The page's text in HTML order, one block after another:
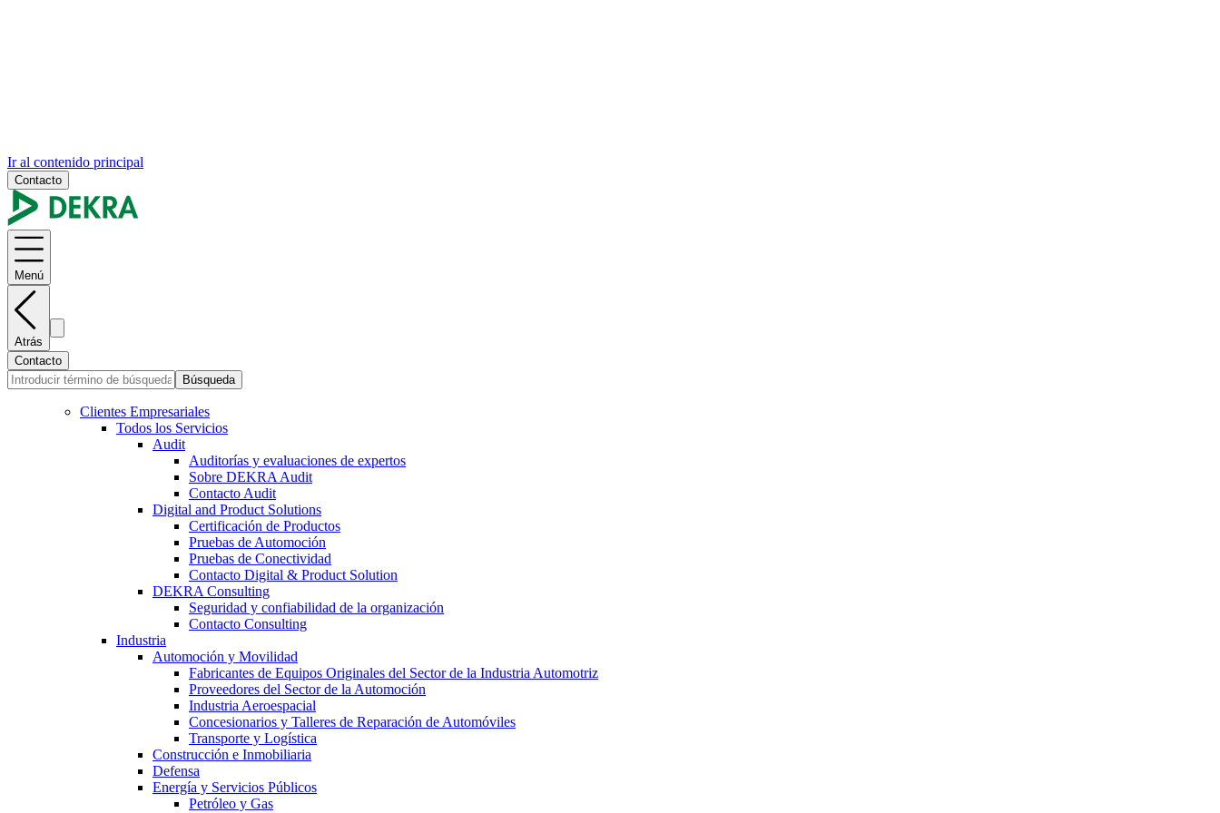
Ir al contenido principal
Contacto
Menú
Atrás
Contacto
Búsqueda
Clientes Empresariales
Todos los Servicios
Audit
Auditorías y evaluaciones de expertos
Sobre DEKRA Audit
Contacto Audit
Digital and Product Solutions
Certificación de Productos
Pruebas de Automoción
Pruebas de Conectividad
Contacto Digital & Product Solution
DEKRA Consulting
Seguridad y confiabilidad de la organización
Contacto Consulting
Industria
Automoción y Movilidad
Fabricantes de Equipos Originales del Sector de la Industria Automotriz
Proveedores del Sector de la Automoción
Industria Aeroespacial
Concesionarios y Talleres de Reparación de Automóviles
Transporte y Logística
Construcción e Inmobiliaria
Defensa
Energía y Servicios Públicos
Petróleo y Gas